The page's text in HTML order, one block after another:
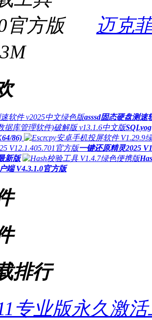
迈克
asssd固态硬盘测速
86)
一键还原精灵2025
新版
端 V4.3.1.0官方版
排行
专业版永久激